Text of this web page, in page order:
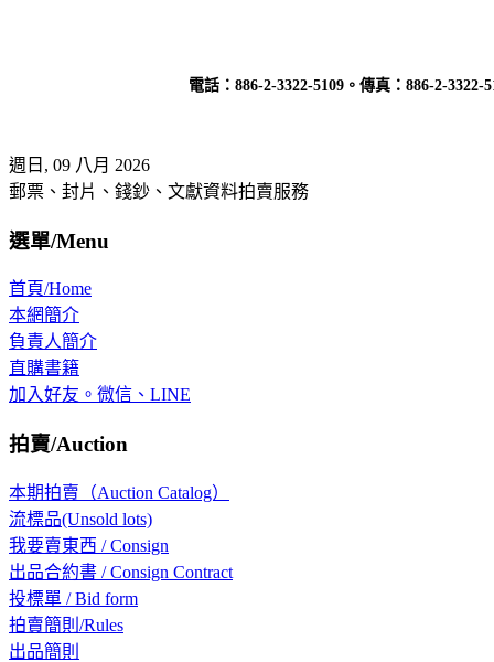
電話： 886-2-3322-5109。傳真： 886-2-3322-
週日, 09 八月 2026
郵票、封片、錢鈔、文獻資料拍賣服務
選單/Menu
首頁/Home
本網簡介
負責人簡介
直購書籍
加入好友。微信、LINE
拍賣/Auction
本期拍賣（Auction Catalog）
流標品(Unsold lots)
我要賣東西 / Consign
出品合約書 / Consign Contract
投標單 / Bid form
拍賣簡則/Rules
出品簡則